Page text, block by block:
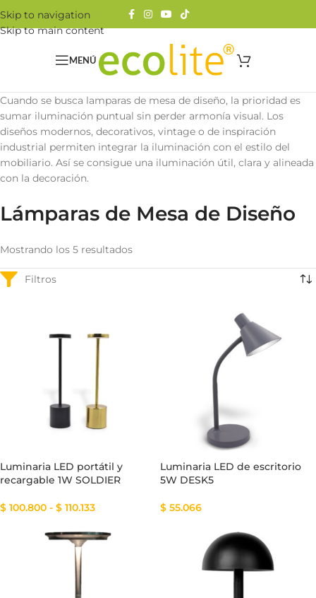
Skip to navigation
Skip to main content
MENÚ
Cuando se busca lamparas de mesa de diseño, la prioridad es
sumar iluminación puntual sin perder armonía visual. Los
diseños modernos, decorativos, vintage o de inspiración
industrial permiten integrar la iluminación con el estilo del
mobiliario. Así se consigue una iluminación útil, clara y alineada
con la decoración.
Lámparas de Mesa de Diseño
Mostrando los 5 resultados
Luminaria LED portátil y
recargable 1W SOLDIER
$ 100.800 - $ 110.133
Luminaria LED de escritorio
5W DESK5
$ 55.066